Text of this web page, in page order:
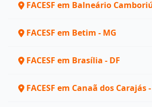
FACESF em Balneário
FACESF em Betim - MG
FACESF em Brasília - DF
FACESF em Canaã dos Carajás